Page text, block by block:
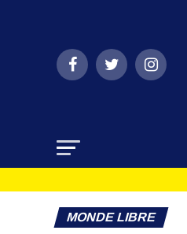
MONDE LIBRE